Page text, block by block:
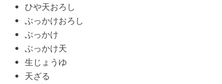
ひや天おろし
ぶっかけおろし
ぶっかけ
ぶっかけ天
生じょうゆ
天ざる